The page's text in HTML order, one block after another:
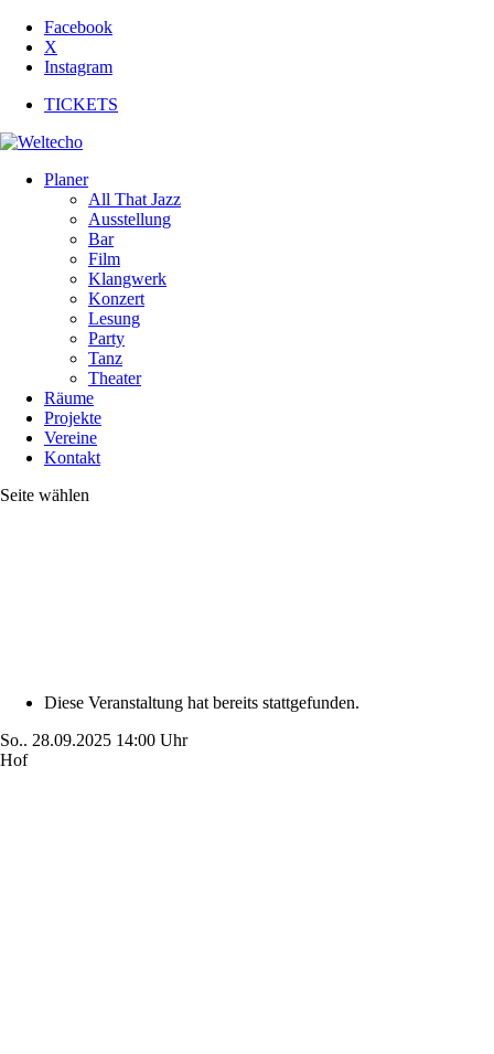
Facebook
X
Instagram
TICKETS
Planer
All That Jazz
Ausstellung
Bar
Film
Klangwerk
Konzert
Lesung
Party
Tanz
Theater
Räume
Projekte
Vereine
Kontakt
Seite wählen
Diese Veranstaltung hat bereits stattgefunden.
So.. 28.09.2025 14:00 Uhr
Hof